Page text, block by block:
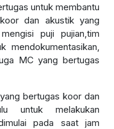
untuk membantu
dan akustik yang
puji pujian,tim
mendokumentasikan,
MC yang bertugas
bertugas koor dan
untuk melakukan
pada saat jam